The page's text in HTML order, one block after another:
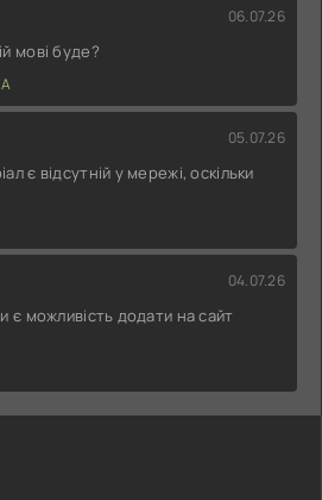
06.07.26
мові буде?
05.07.26
є відсутній у мережі, оскільки
04.07.26
є можливість додати на сайт